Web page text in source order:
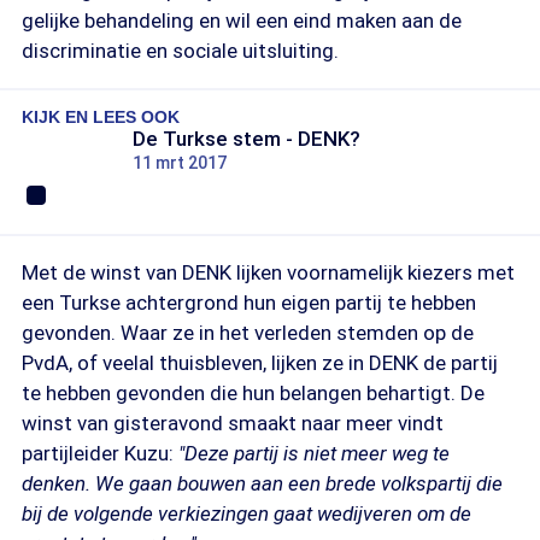
gelijke behandeling en wil een eind maken aan de
discriminatie en sociale uitsluiting.
KIJK EN LEES OOK
De Turkse stem - DENK?
11 mrt 2017
Met de winst van DENK lijken voornamelijk kiezers met
een Turkse achtergrond hun eigen partij te hebben
gevonden. Waar ze in het verleden stemden op de
PvdA, of veelal thuisbleven, lijken ze in DENK de partij
te hebben gevonden die hun belangen behartigt. De
winst van gisteravond smaakt naar meer vindt
partijleider Kuzu: "Deze partij is niet meer weg te
denken. We gaan bouwen aan een brede volkspartij die
bij de volgende verkiezingen gaat wedijveren om de